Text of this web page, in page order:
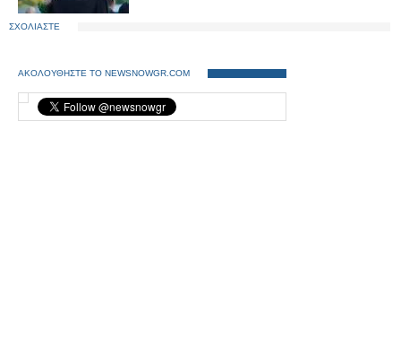
ΣΧΟΛΙΑΣΤΕ
ΑΚΟΛΟΥΘΗΣΤΕ ΤΟ NEWSNOWGR.COM